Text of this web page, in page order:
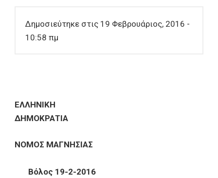
Δημοσιεύτηκε στις 19 Φεβρουάριος, 2016 -
10:58 πμ
ΕΛΛΗΝΙΚΗ
ΔΗΜΟΚΡΑΤΙΑ
ΝΟΜΟΣ ΜΑΓΝΗΣΙΑΣ
Βόλος 19-2-2016